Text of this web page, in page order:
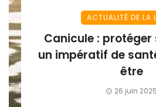
ACTUALITÉ DE LA
Canicule : protéger
un impératif de
être
26 juin 2025